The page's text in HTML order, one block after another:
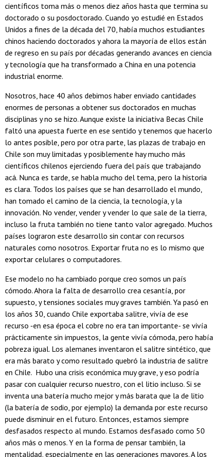
científicos toma más o menos diez años hasta que termina su
doctorado o su posdoctorado. Cuando yo estudié en Estados
Unidos a fines de la década del 70, había muchos estudiantes
chinos haciendo doctorados y ahora la mayoría de ellos están
de regreso en su país por décadas generando avances en ciencia
y tecnología que ha transformado a China en una potencia
industrial enorme.
Nosotros, hace 40 años debimos haber enviado cantidades
enormes de personas a obtener sus doctorados en muchas
disciplinas y no se hizo. Aunque existe la iniciativa Becas Chile
faltó una apuesta fuerte en ese sentido y tenemos que hacerlo
lo antes posible, pero por otra parte, las plazas de trabajo en
Chile son muy limitadas y posiblemente hay mucho más
científicos chilenos ejerciendo fuera del país que trabajando
acá. Nunca es tarde, se habla mucho del tema, pero la historia
es clara. Todos los países que se han desarrollado el mundo,
han tomado el camino de la ciencia, la tecnología, y la
innovación. No vender, vender y vender lo que sale de la tierra,
incluso la fruta también no tiene tanto valor agregado. Muchos
países lograron este desarrollo sin contar con recursos
naturales como nosotros. Exportar fruta no es lo mismo que
exportar celulares o computadores.
Ese modelo no ha cambiado porque creo somos un país
cómodo. Ahora la falta de desarrollo crea cesantía, por
supuesto, y tensiones sociales muy graves también. Ya pasó en
los años 30, cuando Chile exportaba salitre, vivía de ese
recurso -en esa época el cobre no era tan importante- se vivía
prácticamente sin impuestos, la gente vivía cómoda, pero había
pobreza igual. Los alemanes inventaron el salitre sintético, que
era más barato y como resultado quebró la industria de salitre
en Chile. Hubo una crisis económica muy grave, y eso podría
pasar con cualquier recurso nuestro, con el litio incluso. Si se
inventa una batería mucho mejor y más barata que la de litio
(la batería de sodio, por ejemplo) la demanda por este recurso
puede disminuir en el futuro. Entonces, estamos siempre
desfasados respecto al mundo. Estamos desfasado como 50
años más o menos. Y en la forma de pensar también, la
mentalidad, especialmente en las generaciones mayores. A los